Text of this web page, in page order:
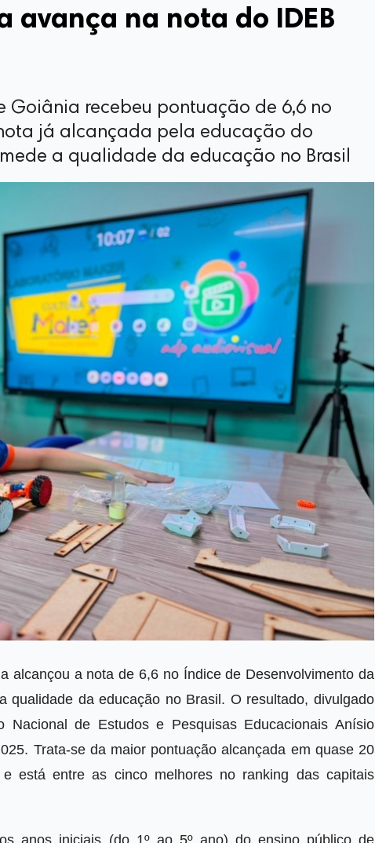
avança na nota do IDEB
Goiânia recebeu pontuação de 6,6 no
já alcançada pela educação do
a qualidade da educação no Brasil
alcançou a nota de 6,6 no Índice de Desenvolvimento da
qualidade da educação no Brasil. O resultado, divulgado
Nacional de Estudos e Pesquisas Educacionais Anísio
Trata-se da maior pontuação alcançada em quase 20
está entre as cinco melhores no ranking das capitais
anos iniciais (do 1º ao 5º ano) do ensino público de